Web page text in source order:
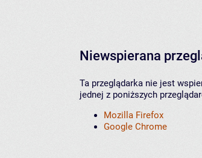
Niewspierana
Ta przeglądarka nie jest
jednej z poniższych
Mozilla Firefox
Google Chrome